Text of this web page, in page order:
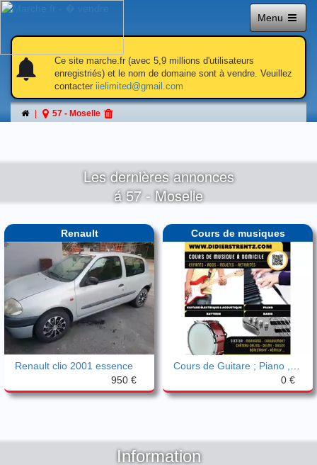
: Constant MARCHE_DATABASE_HOST already defined in
/home/nr127222/domains/marche.fr/public_html/incl/functions/
string(1) "2"
Menu
notifications
notifications
Ce site marche.fr (avec 5,9 millions d'utilisateurs
enregistriés) et le nom de domaine sont à vendre. Veuillez
contacter iielimited@gmail.com
57 - Moselle
Les dernières annonces
á 57 - Moselle
Renault
Renault clio 2001 essence
950 €
Cours de musiques
0 €
Information